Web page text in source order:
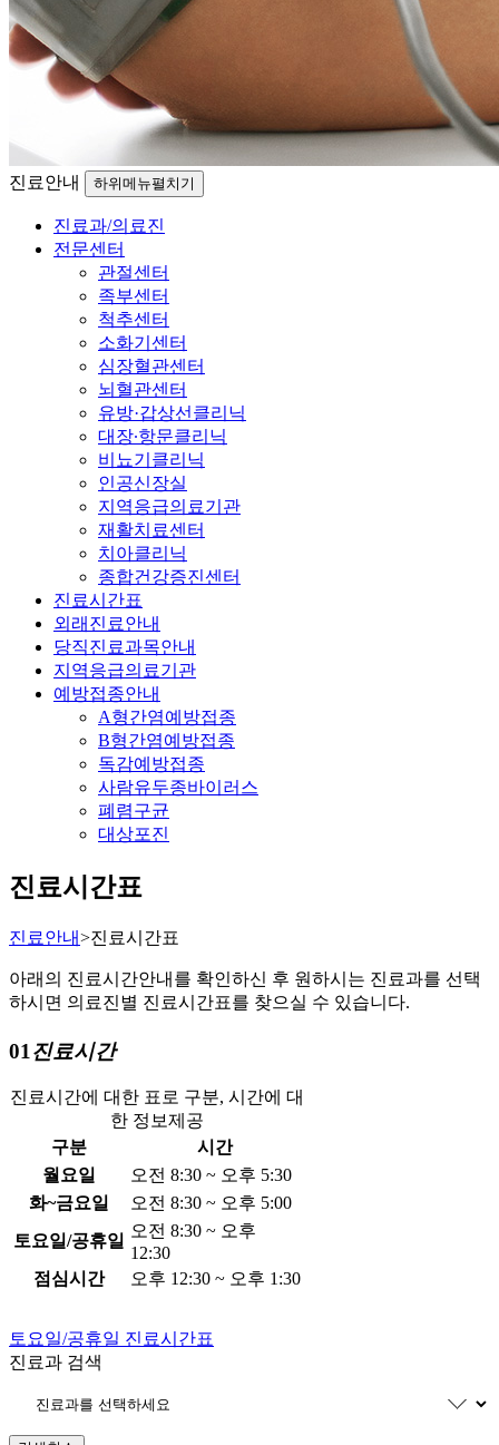
진료안내 하위메뉴펼치기
진료과/의료진
전문센터
관절센터
족부센터
척추센터
소화기센터
심장혈관센터
뇌혈관센터
유방·갑상선클리닉
대장∙항문클리닉
비뇨기클리닉
인공신장실
지역응급의료기관
재활치료센터
치아클리닉
종합건강증진센터
진료시간표
외래진료안내
당직진료과목안내
지역응급의료기관
예방접종안내
A형간염예방접종
B형간염예방접종
독감예방접종
사람유두종바이러스
폐렴구균
대상포진
진료시간표
진료안내>진료시간표
아래의 진료시간안내를 확인하신 후 원하시는 진료과를 선택
하시면 의료진별 진료시간표를 찾으실 수 있습니다.
01 진료시간
진료시간에 대한 표로 구분, 시간에 대
한 정보제공
구분
시간
월요일
오전 8:30 ~ 오후 5:30
화~금요일
오전 8:30 ~ 오후 5:00
토요일/공휴일
오전 8:30 ~ 오후
12:30
점심시간
오후 12:30 ~ 오후 1:30
토요일/공휴일 진료시간표
진료과 검색